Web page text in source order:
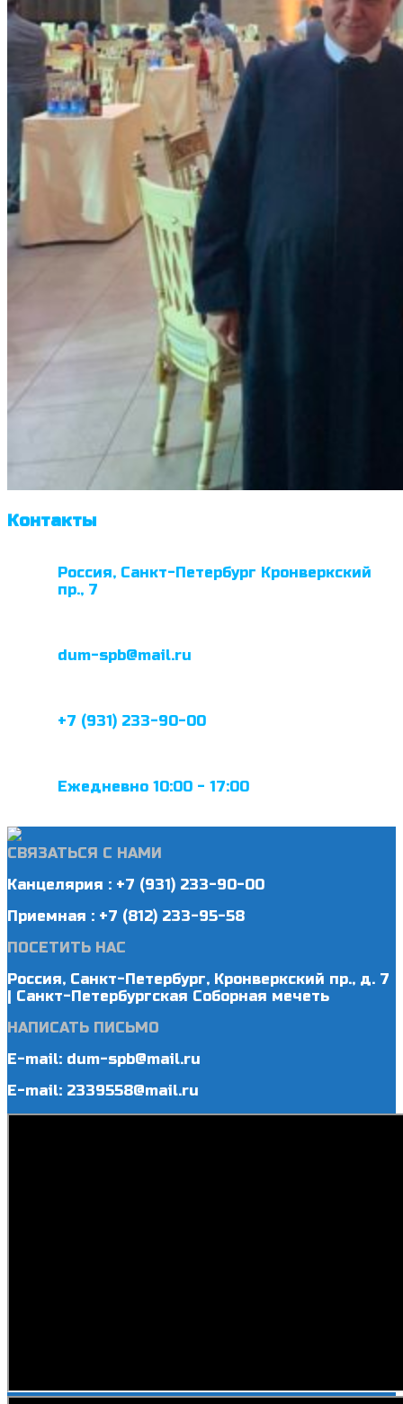
Контакты
Россия, Санкт-Петербург Кронверкский
пр., 7
dum-spb@mail.ru
+7 (931) 233-90-00
Ежедневно 10:00 - 17:00
СВЯЗАТЬСЯ С НАМИ
Канцелярия : +7 (931) 233-90-00
Приемная : +7 (812) 233-95-58
ПОСЕТИТЬ НАС
Россия, Санкт-Петербург, Кронверкский пр., д. 7
| Санкт-Петербургская Соборная мечеть
НАПИСАТЬ ПИСЬМО
E-mail: dum-spb@mail.ru
E-mail: 2339558@mail.ru